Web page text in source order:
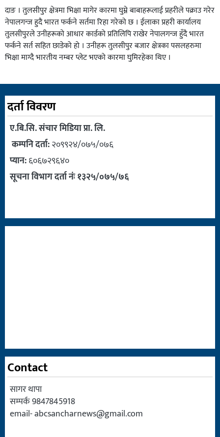
दाङ । तुलसीपुर क्षेत्रमा भिक्षा मागेर कारमा घुम्ने बाबाहरूलाई प्रहरीले पक्राउ गरेर
नेपालगन्ज हुदै भारत फर्कने सर्तमा रिहा गरेको छ । ईलाका प्रहरी कार्यालय
तुलसीपुरले उनीहरूको आधार कार्डको प्रतिलिपि राखेर नेपालगन्ज हुँदै भारत
फर्कने सर्त सहित छाडेको हो । उनीहरू तुलसीपुर बजार क्षेत्रका पसलहरुमा
भिक्षा माग्दै भारतीय नम्बर प्लेट भएको कारमा घुमिरहेका थिए ।
दर्ता विवरण
ए.बि.सि. संचार मिडिया प्रा. लि.
कम्पनि दर्ता:२०९९२४/०७५/०७६
प्यान:६०६७२९६४०
सूचना विभाग दर्ता नंः १३२५/०७५/७६
Contact
सागर थापा
सम्पर्क 9847845918
email-abcsancharnews@gmail.com